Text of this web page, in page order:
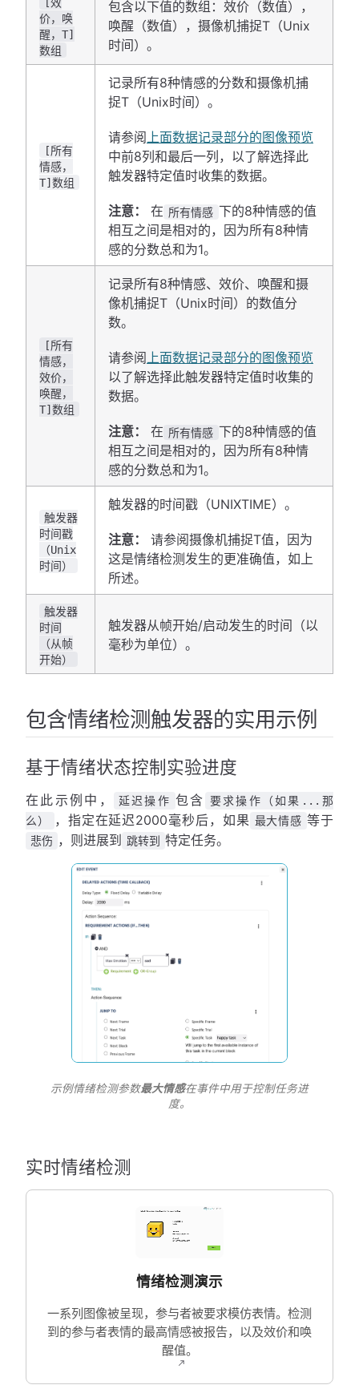
价，唤
醒，T]
数组
包含以下值的数组：效价（数值），
唤醒（数值），摄像机捕捉T（Unix
时间）。
[所有
情感，
T]数组
记录所有8种情感的分数和摄像机捕
捉T（Unix时间）。
请参阅上面数据记录部分的图像预览
中前8列和最后一列，以了解选择此
触发器特定值时收集的数据。
注意： 在 所有情感 下的8种情感的值
相互之间是相对的，因为所有8种情
感的分数总和为1。
[所有
情感，
效价，
唤醒，
T]数组
记录所有8种情感、效价、唤醒和摄
像机捕捉T（Unix时间）的数值分
数。
请参阅上面数据记录部分的图像预览
以了解选择此触发器特定值时收集的
数据。
注意： 在 所有情感 下的8种情感的值
相互之间是相对的，因为所有8种情
感的分数总和为1。
触发器
时间戳
（Unix
时间）
触发器的时间戳（UNIXTIME）。
注意：
请参阅摄像机捕捉T值，因为
这是情绪检测发生的更准确值，如上
所述。
触发器
时间
（从帧
开始）
触发器从帧开始/启动发生的时间（以
毫秒为单位）。
包含情绪检测触发器的实用示例
基于情绪状态控制实验进度
在此示例中， 延迟操作 包含 要求操作（如果...那
么）
，指定在延迟2000毫秒后，如果 最大情感 等于
悲伤 ，则进展到 跳转到 特定任务。
示例情绪检测参数最大情感在事件中用于控制任务进
度。
实时情绪检测
情绪检测演示
一系列图像被呈现，参与者被要求模仿表情。检测
到的参与者表情的最高情感被报告，以及效价和唤
醒值。